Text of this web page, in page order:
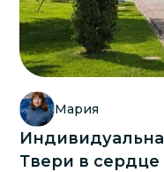
Мария
Твери в сердце